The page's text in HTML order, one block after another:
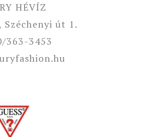
HÉVÍZ
út 1.
363-3453